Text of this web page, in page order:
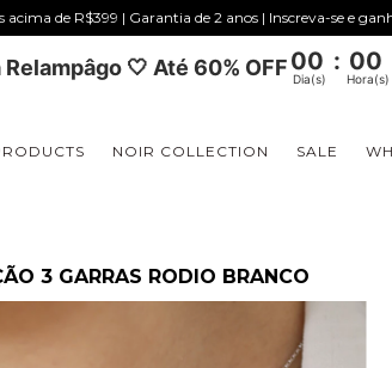
acima de R$399 | Garantia de 2 anos | Inscreva-se e
🤍 Até 60% OFF00 : 00
Dia(s) Hora(s)
NOIR COLLECTION SALE
3 GARRAS RODIO BRANCO